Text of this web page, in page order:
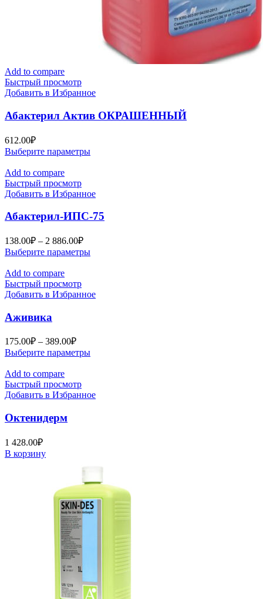
Add to compare
Быстрый просмотр
Добавить в Избранное
Абактерил Актив ОКРАШЕННЫЙ
612.00₽
Выберите параметрыЭтот
вариаций.
можно
товара.
Add to compare
Быстрый просмотр
Добавить в Избранное
Абактерил-ИПС-75
138.00₽ – 2 886.00₽Диапазон
цен:
886.00₽
Выберите параметрыЭтот
вариаций.
товара.
Add to compare
Быстрый просмотр
Добавить в Избранное
Аживика
175.00₽ – 389.00₽Диапазон
цен:
389.00₽
Выберите параметрыЭтот
вариаций.
Add to compare
Быстрый просмотр
Добавить в Избранное
Октенидерм
1 428.00₽
В корзину